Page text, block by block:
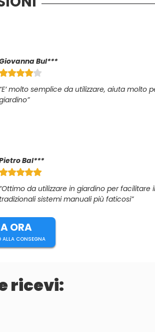
Bul***
“E’ molto semplice da utilizzare, aiuta molto
Bal***
“Ottimo da utilizzare in giardino per
tradizionali sistemi manuali più faticosi”
ORA
ALLA CONSEGNA
ricevi: